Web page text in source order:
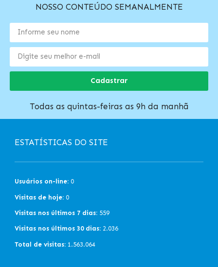
NOSSO CONTEÚDO SEMANALMENTE
Cadastrar
Todas as quintas-feiras as 9h da manhã
ESTATÍSTICAS DO SITE
Usuários on-line: 0
Visitas de hoje: 0
Visitas nos últimos 7 dias: 559
Visitas nos últimos 30 dias: 2.036
Total de visitas: 1.563.064